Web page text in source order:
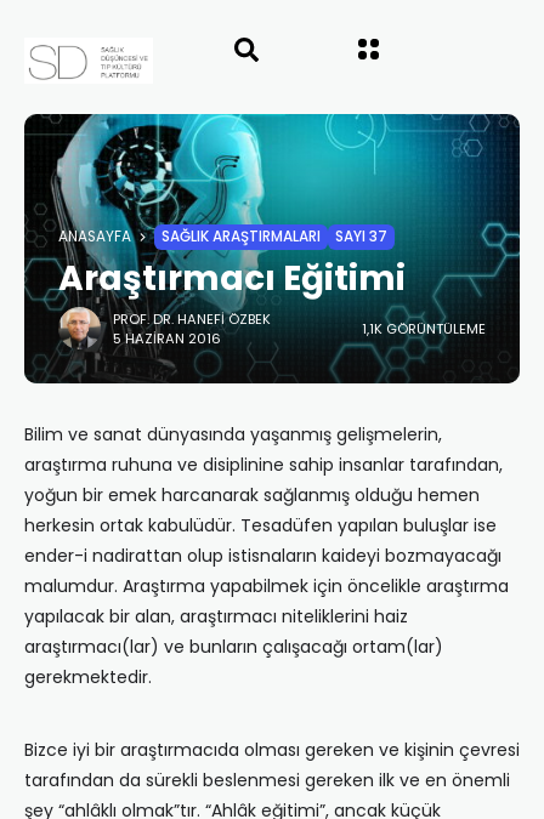
ANASAYFA SAĞLIK ARAŞTIRMALARI SAYI 37
Araştırmacı Eğitimi
PROF. DR. HANEFI ÖZBEK
5 HAZIRAN 2016
1,1K GÖRÜNTÜLEME
Bilim ve sanat dünyasında yaşanmış gelişmelerin,
araştırma ruhuna ve disiplinine sahip insanlar tarafından,
yoğun bir emek harcanarak sağlanmış olduğu hemen
herkesin ortak kabulüdür. Tesadüfen yapılan buluşlar ise
ender-i nadirattan olup istisnaların kaideyi bozmayacağı
malumdur. Araştırma yapabilmek için öncelikle araştırma
yapılacak bir alan, araştırmacı niteliklerini haiz
araştırmacı(lar) ve bunların çalışacağı ortam(lar)
gerekmektedir.
Bizce iyi bir araştırmacıda olması gereken ve kişinin çevresi
tarafından da sürekli beslenmesi gereken ilk ve en önemli
şey “ahlâklı olmak”tır. “Ahlâk eğitimi”, ancak küçük